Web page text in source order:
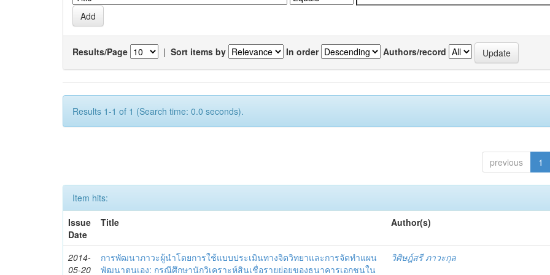
Results/Page | Sort items by In order Authors/record
Results 1-1 of 1 (Search time: 0.0 seconds).
previous 1
Item hits:
Issue
Date
Title Author(s)
2014-
05-20
การพัฒนาภาวะผู้นำโดยการใช้แบบประเมินทางจิตวิทยาและการจัดทำแผน
พัฒนาตนเอง: กรณีศึกษานักวิเคราะห์สินเชื่อรายย่อยของธนาคารเอกชนใน
วิศิษฎ์สรี ภาวะกุล